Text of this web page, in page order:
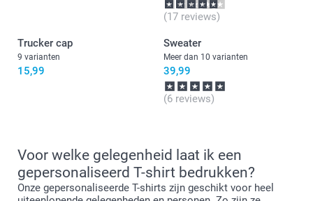
61,5 cm
20 cm
(17 reviews)
Trucker cap
9 varianten
15,99
Sweater
Meer dan 10 varianten
39,99
(6 reviews)
Voor welke gelegenheid laat ik een
gepersonaliseerd T-shirt bedrukken?
Onze gepersonaliseerde T-shirts zijn geschikt voor heel